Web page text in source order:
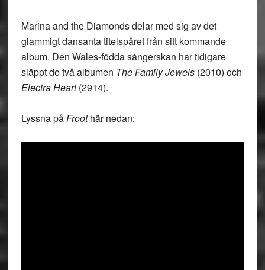
Marina and the Diamonds delar med sig av det
glammigt dansanta titelspåret från sitt kommande
album. Den Wales-födda sångerskan har tidigare
släppt de två albumen The Family Jewels(2010) och
Electra Heart(2914).
Lyssna påFroothär nedan: